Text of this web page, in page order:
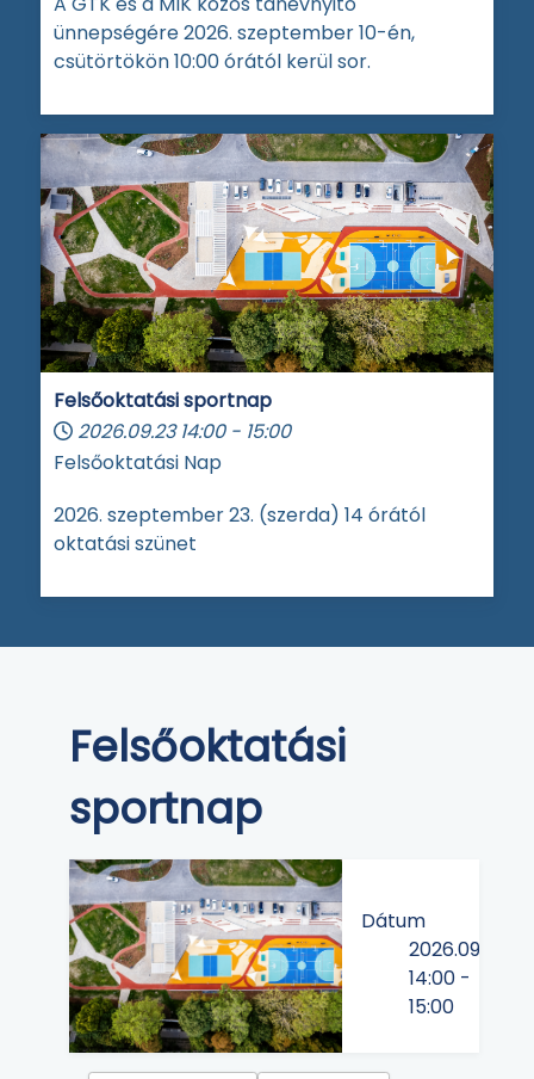
ünnepségére 2026. szeptember 10-én,
csütörtökön 10:00 órától kerül sor.
Felsőoktatási sportnap
2026.09.23 14:00 - 15:00
Felsőoktatási Nap
2026. szeptember 23. (szerda) 14 órától
oktatási szünet
Felsőoktatási
sportnap
Dátum
2026.09.23
14:00 -
15:00